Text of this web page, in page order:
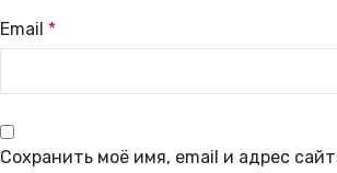
Email *
Сохранить моё имя, email и адрес